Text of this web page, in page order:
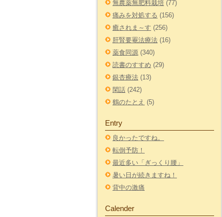
無農薬無肥料栽培 (77)
痛みを対処する (156)
癒されま～す (256)
肝腎要罨法療法 (16)
薬食同源 (340)
読書のすすめ (29)
銀杏療法 (13)
閑話 (242)
鶴のたとえ (5)
Entry
良かったですね。
転倒予防！
最近多い「ぎっくり腰」
暑い日が続きますね！
背中の激痛
Calender